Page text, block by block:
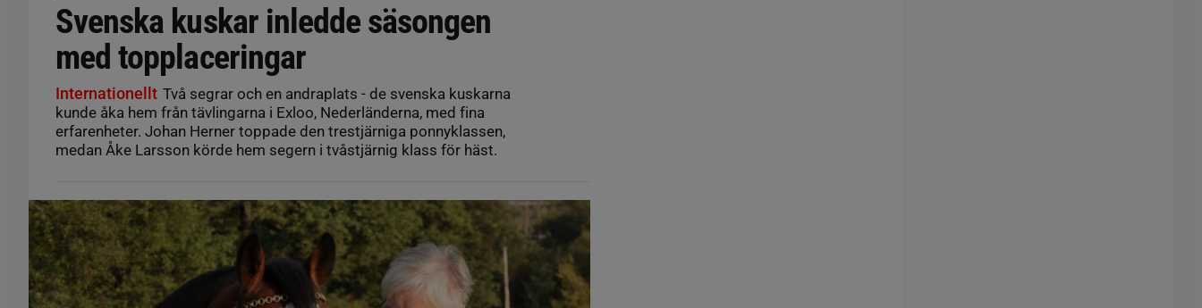
Svenska kuskar inledde säsongen
med topplaceringar
Internationellt Två segrar och en andraplats - de svenska kuskarna
kunde åka hem från tävlingarna i Exloo, Nederländerna, med fina
erfarenheter. Johan Herner toppade den trestjärniga ponnyklassen,
medan Åke Larsson körde hem segern i tvåstjärnig klass för häst.